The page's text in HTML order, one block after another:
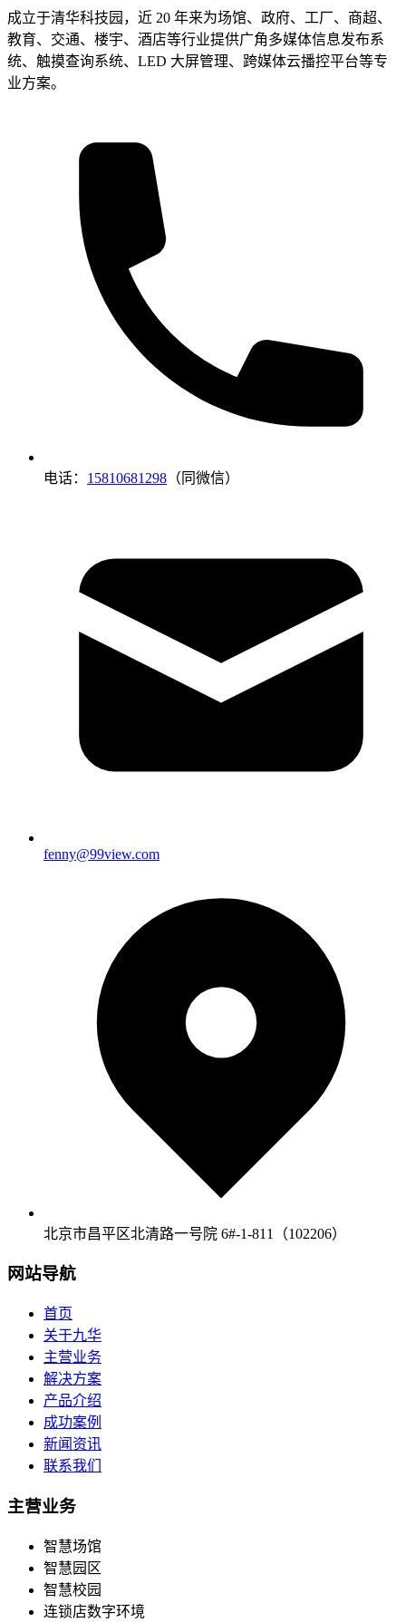
成立于清华科技园，近 20 年来为场馆、政府、工厂、商超、
教育、交通、楼宇、酒店等行业提供广角多媒体信息发布系
统、触摸查询系统、LED 大屏管理、跨媒体云播控平台等专
业方案。
电话： 15810681298 （同微信）
fenny@99view.com
北京市昌平区北清路一号院 6#-1-811（102206）
网站导航
首页
关于九华
主营业务
解决方案
产品介绍
成功案例
新闻资讯
联系我们
主营业务
智慧场馆
智慧园区
智慧校园
连锁店数字环境